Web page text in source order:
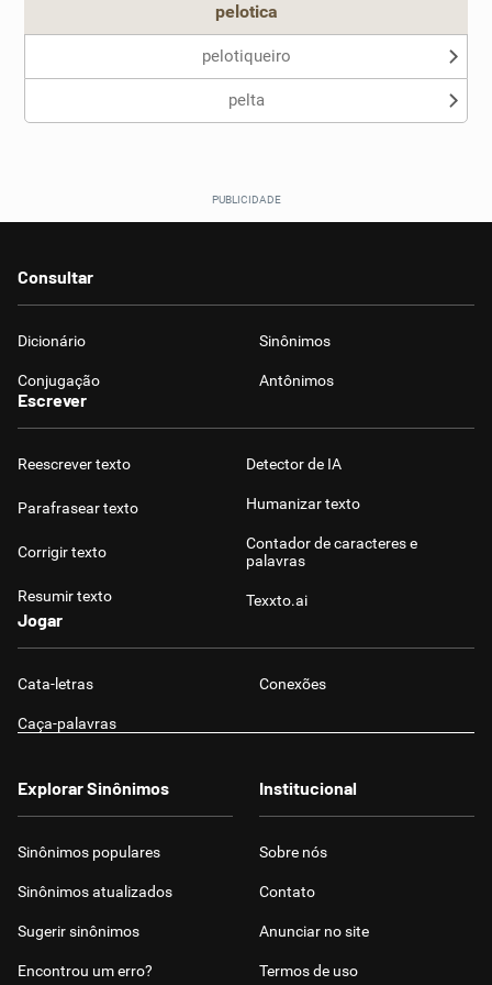
pelotica
pelotiqueiro
pelta
Consultar
Dicionário Sinônimos
Conjugação Antônimos
Escrever
Reescrever texto
Parafrasear texto
Corrigir texto
Resumir texto
Detector de IA
Humanizar texto
Contador de caracteres e
palavras
Texxto.ai
Jogar
Cata-letras Conexões
Caça-palavras
Explorar Sinônimos
Sinônimos populares
Sinônimos atualizados
Sugerir sinônimos
Encontrou um erro?
Institucional
Sobre nós
Contato
Anunciar no site
Termos de uso